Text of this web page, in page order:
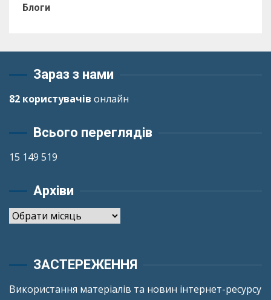
Блоги
Зараз з нами
82 користувачів онлайн
Всього переглядів
15 149 519
Архіви
Архіви
ЗАСТЕРЕЖЕННЯ
Використання матеріалів та новин інтернет-ресурсу